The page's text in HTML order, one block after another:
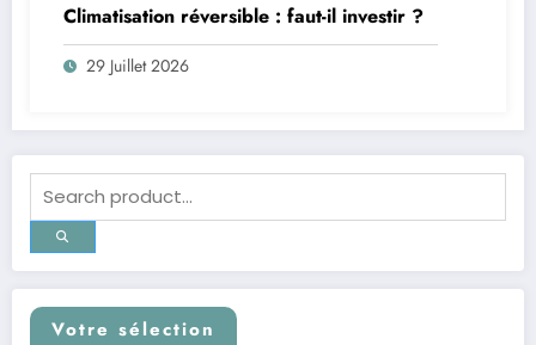
Climatisation réversible : faut-il investir ?
29 Juillet 2026
Votre sélection